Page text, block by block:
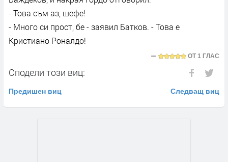
- Това съм аз, шефе!
- Много си прост, бе - заявил Батков. - Това е
Кристиано Роналдо!
ОТ1 ГЛАС
Сподели този виц:
Предишен виц Следващ виц